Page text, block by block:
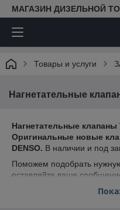
МАГАЗИН ДИЗЕЛЬНОЙ
Товары и услуги
Нагнетательные
Нагнетательные клапаны
Оригинальные новые
DENSO. В наличии и под
Поможем подобрать
оставляйте ваше
Для СТО и магазинов